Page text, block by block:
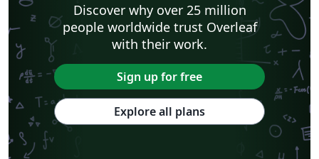
Discover why over 25 million
people worldwide trust Overleaf
with their work.
Sign up for free
Explore all plans